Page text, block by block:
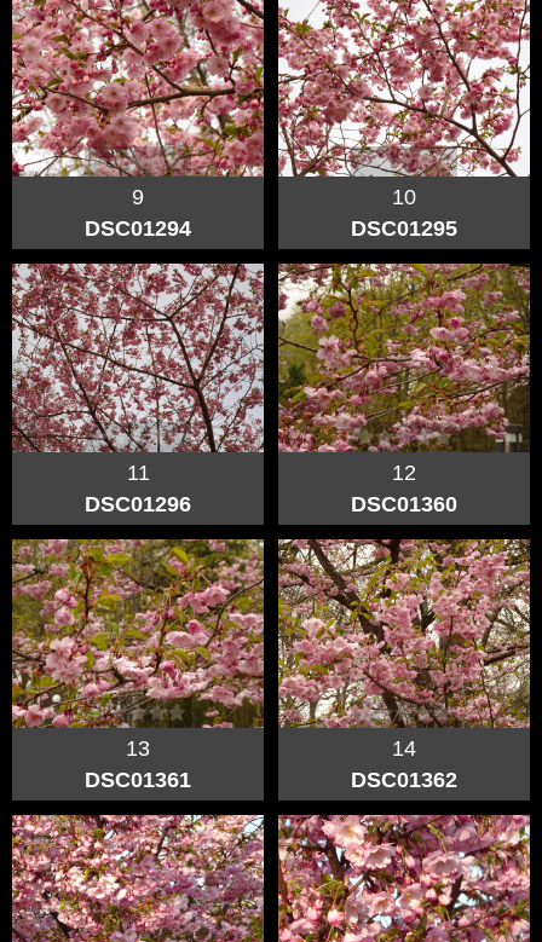
9
DSC01294
10
DSC01295
11
DSC01296
12
DSC01360
13
DSC01361
14
DSC01362